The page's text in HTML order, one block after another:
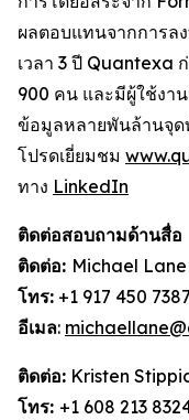
ผลตอบแทนจากการล
เวลา 3 ปี Quantexa
900 คน และมีผู้ใช้งา
ข้อมูลหลายพันล้านจุด
โปรดเยี่ยมชม
ทาง LinkedIn
ติดต่อสอบถามด้านสื่อ
ติดต่อ: Michael
โทร: +1 917 450 7387
อีเมล:
ติดต่อ: Kristen
โทร: +1 608 213